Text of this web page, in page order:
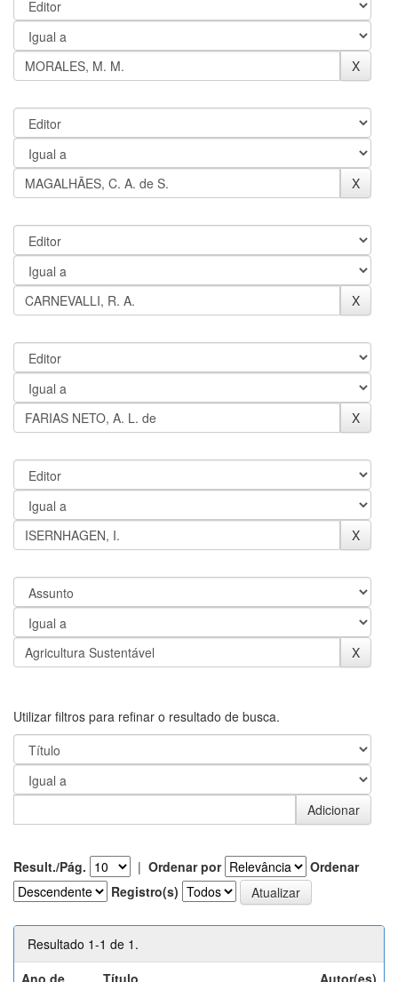
Utilizar filtros para refinar o resultado de busca.
Result./Pág. | Ordenar por
Ordenar
Registro(s)
Resultado 1-1 de 1.
Ano de
Título Autor(es)